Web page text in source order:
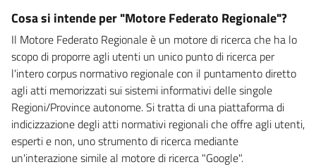
Cosa si intende per "Motore Federato Regionale"?
Il Motore Federato Regionale è un motore di ricerca che ha lo
scopo di proporre agli utenti un unico punto di ricerca per
l'intero corpus normativo regionale con il puntamento diretto
agli atti memorizzati sui sistemi informativi delle singole
Regioni/Province autonome. Si tratta di una piattaforma di
indicizzazione degli atti normativi regionali che offre agli utenti,
esperti e non, uno strumento di ricerca mediante
un'interazione simile al motore di ricerca "Google".